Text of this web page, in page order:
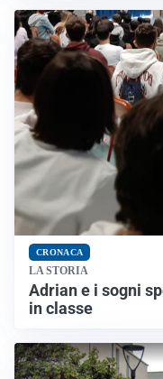
CRONACA
LA STORIA
Adrian e i sogni
in classe